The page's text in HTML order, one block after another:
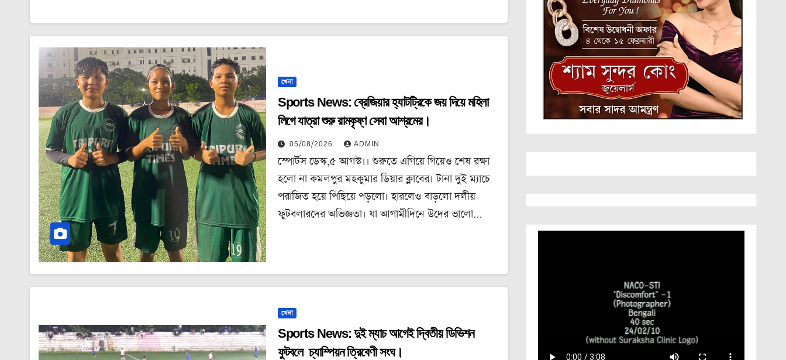
খেলা
Sports News: ব্রেজিয়ার হ্যাটট্রিকে জয় দিয়ে মহিলা
লিগে যাত্রা শুরু রামকৃষ্ণ সেবা আশ্রমের।
05/08/2026 ADMIN
স্পোর্টস ডেস্ক,৫ আগস্ট।। শুরুতে এগিয়ে গিয়েও শেষ রক্ষা
হলো না কমলপুর মহকুমার ডিয়ার ক্লাবের। টানা দুই ম্যাচে
পরাজিত হয়ে পিছিয়ে পড়লো। হারলেও বাড়লো দলীয়
ফুটবলারদের অভিজ্ঞতা। যা আগামীদিনে উদের ভালো…
খেলা
Sports News: দুই ম্যাচ আগেই দ্বিতীয় ডিভিশন
ফুটবলে চ্যাম্পিয়ন ত্রিবেণী সংঘ।